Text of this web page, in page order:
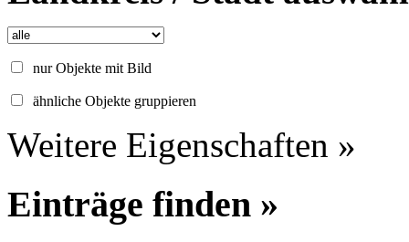
nur Objekte mit Bild
ähnliche Objekte gruppieren
Weitere Eigenschaften »
Einträge finden »